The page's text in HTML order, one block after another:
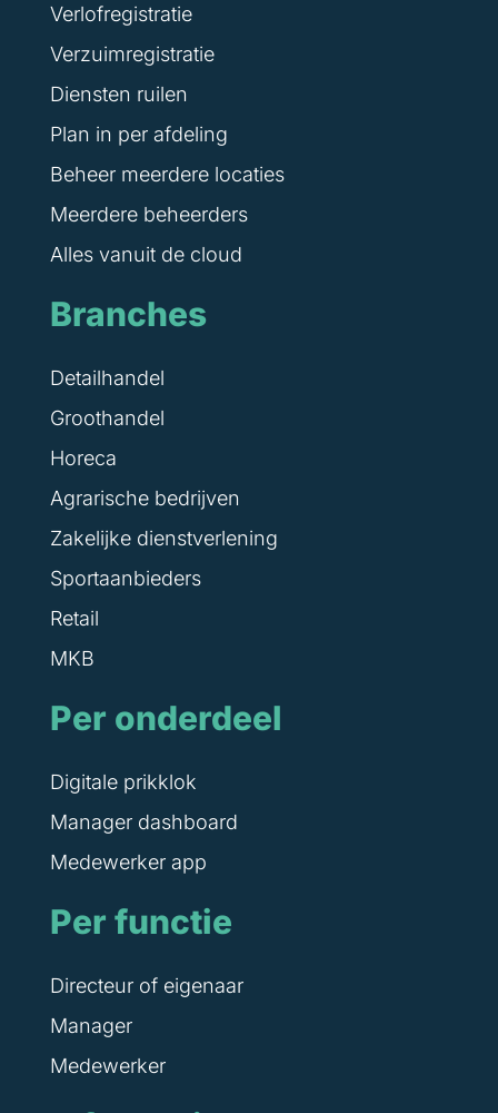
Verlofregistratie
Verzuimregistratie
Diensten ruilen
Plan in per afdeling
Beheer meerdere locaties
Meerdere beheerders
Alles vanuit de cloud
Branches
Detailhandel
Groothandel
Horeca
Agrarische bedrijven
Zakelijke dienstverlening
Sportaanbieders
Retail
MKB
Per onderdeel
Digitale prikklok
Manager dashboard
Medewerker app
Per functie
Directeur of eigenaar
Manager
Medewerker